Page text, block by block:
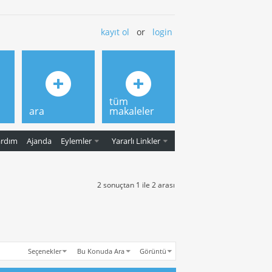
kayıt ol or login
Ajanda Eylemler Yararlı Linkler
ara
tüm
makaleler
2 sonuçtan 1 ile 2 arası
Seçenekler Bu Konuda Ara Görüntü